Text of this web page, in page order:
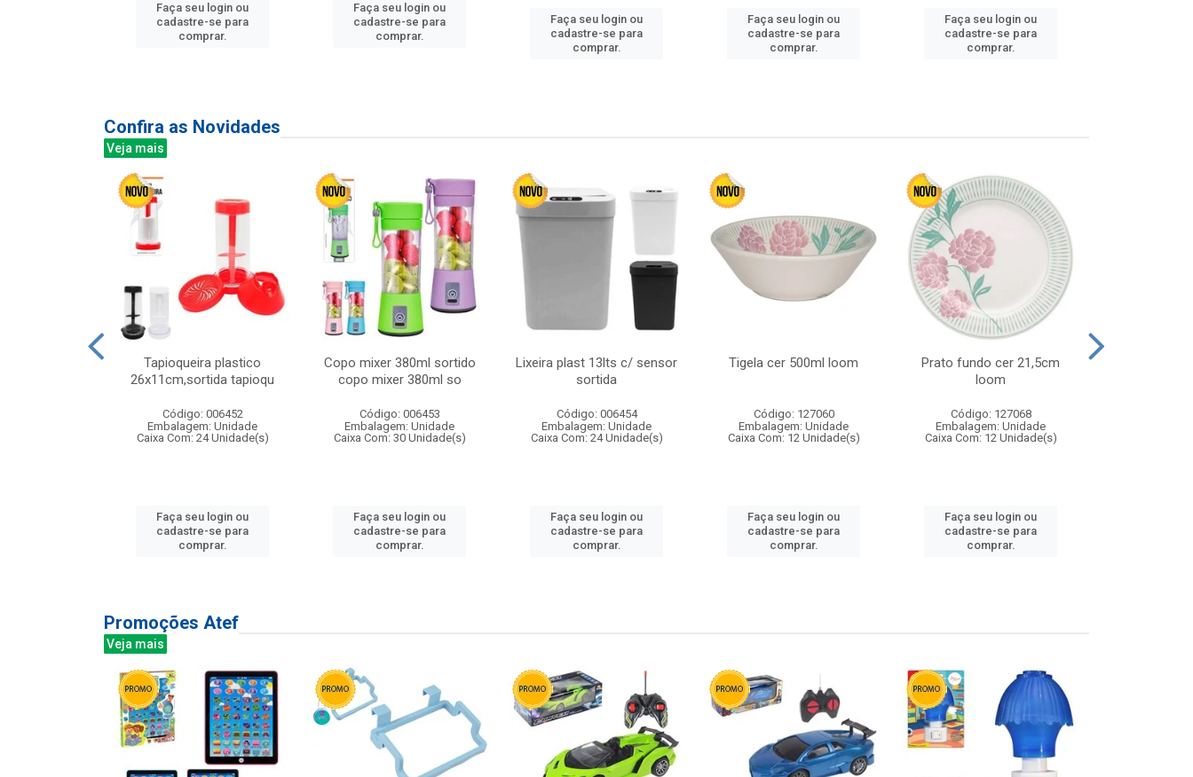
Faça seu login ou
cadastre-se para
comprar.
Faça seu login ou
cadastre-se para
comprar.
Faça seu login ou
cadastre-se para
comprar.
Faça seu login ou
cadastre-se para
comprar.
Faça seu login ou
cadastre-se para
comprar.
Confira as Novidades
Veja mais
Tapioqueira plastico
26x11cm,sortida tapioqu
Código: 006452
Embalagem: Unidade
Caixa Com: 24 Unidade(s)
Faça seu login ou
cadastre-se para
comprar.
Copo mixer 380ml sortido
copo mixer 380ml so
Código: 006453
Embalagem: Unidade
Caixa Com: 30 Unidade(s)
Faça seu login ou
cadastre-se para
comprar.
Lixeira plast 13lts c/ sensor
sortida
Código: 006454
Embalagem: Unidade
Caixa Com: 24 Unidade(s)
Faça seu login ou
cadastre-se para
comprar.
Tigela cer 500ml loom
Código: 127060
Embalagem: Unidade
Caixa Com: 12 Unidade(s)
Faça seu login ou
cadastre-se para
comprar.
Prato fundo cer 21,5cm
loom
Código: 127068
Embalagem: Unidade
Caixa Com: 12 Unidade(s)
Faça seu login ou
cadastre-se para
comprar.
Promoções Atef
Veja mais